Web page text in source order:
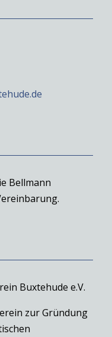
Bellmann
Buxtehude e.V.
zur Gründung